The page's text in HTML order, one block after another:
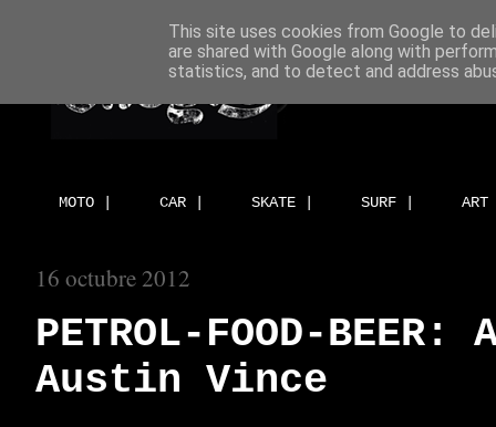
MOTO | CAR | SKATE | SURF |
16 octubre 2012
PETROL-FOOD-
Austin Vince
This site uses cookies from Google to
are shared with Google along with
statistics, and to detect and address